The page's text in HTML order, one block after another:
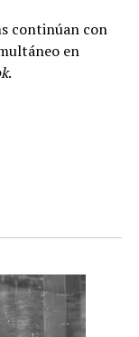
continúan con
en
.